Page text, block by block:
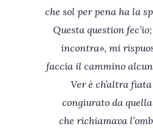
che sol per pena ha la
Questa question
incontra», mi
faccia il cammino
Ver è ch’altra
congiurato da
che richiamava